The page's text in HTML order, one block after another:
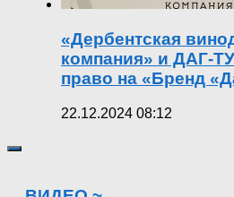
«Дербентская
компания» и ДАГ-
право на «Бренд
22.12.2024 08:12